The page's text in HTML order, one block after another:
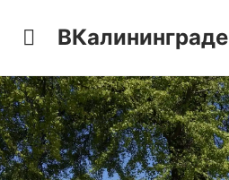
ВКалининграде